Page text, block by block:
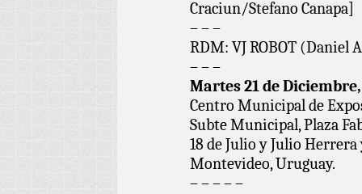
Craciun/Stefano Canapa]
– – –
RDM: VJ ROBOT (Daniel
– – –
Martes 21 de
Centro Municipal de
Subte Municipal, Plaza
18 de Julio y Julio Herrera
Montevideo, Uruguay.
– – – – –